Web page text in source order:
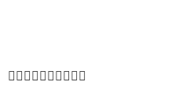
